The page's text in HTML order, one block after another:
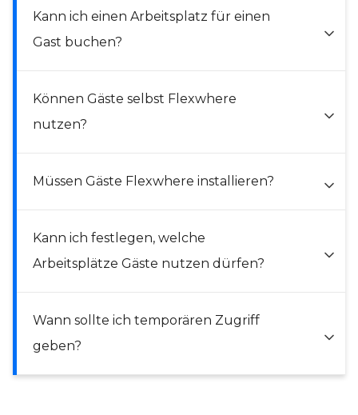
Kann ich einen Arbeitsplatz für einen
Gast buchen?
Können Gäste selbst Flexwhere
nutzen?
Müssen Gäste Flexwhere installieren?
Kann ich festlegen, welche
Arbeitsplätze Gäste nutzen dürfen?
Wann sollte ich temporären Zugriff
geben?